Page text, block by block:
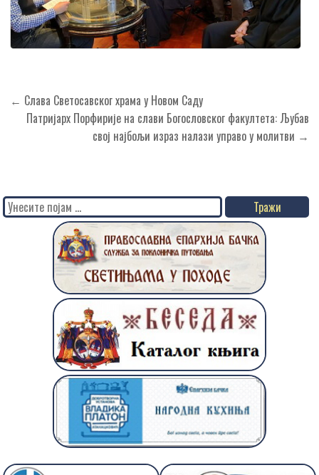
Кретање
чланка
← Слава Светосавског храма у Новом Саду
Патријарх Порфирије на слави Богословског факултета: Љубав
свој најбољи израз налази управо у молитви →
Search
for: